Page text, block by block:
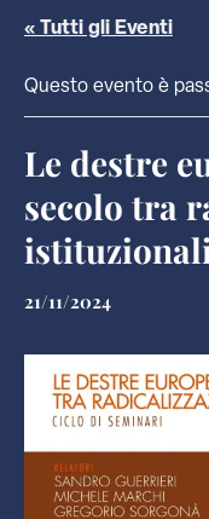
« Tutti gli Eventi
Questo evento è
Le destre
secolo tra
21/11/2024